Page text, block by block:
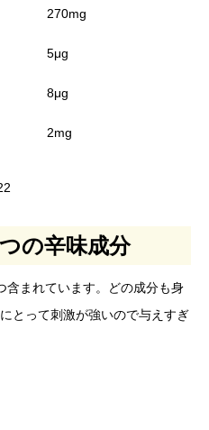
270mg
5μg
8μg
2mg
の辛味成分
含まれています。どの成分も身
とって刺激が強いので与えすぎ